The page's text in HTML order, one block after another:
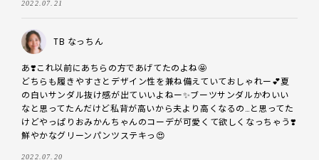
2022.07.21
TB なっちん
あ❣️これ以前にあちらの方であげてたのよね🤩
どちらも履きやすさとデザイン性を兼ね備えていておしゃれー💕夏
の白いサンダル抜け感が出ていいよねー✨ブーツサンダルかわいい
なと思ってたんだけど私背が高いから夫より高くなるの…と思ってた
けどやっぱりおみかんちゃんのコーデが可愛くて欲しくなっちゃう❣️
鮮やかなグリーンパンツステキっ😍
2022.07.20